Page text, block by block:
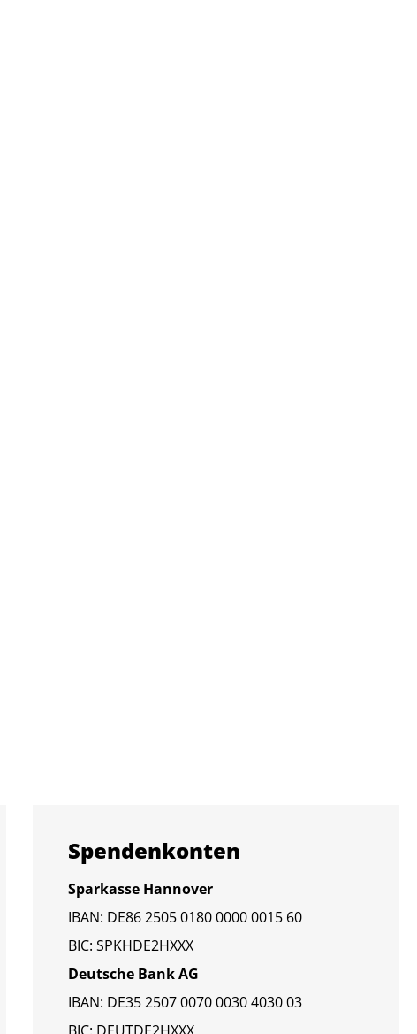
Spen­den­kon­ten
Spar­kas­se Han­no­ver
IBAN: DE86 2505 0180 0000 0015 60
BIC: SPKHDE2HXXX
Deut­sche Bank AG
IBAN: DE35 2507 0070 0030 4030 03